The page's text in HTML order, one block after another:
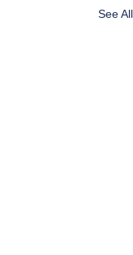
See All